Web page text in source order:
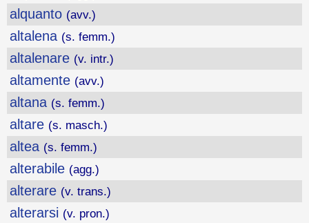
alquanto (avv.)
altalena (s. femm.)
altalenare (v. intr.)
altamente (avv.)
altana (s. femm.)
altare (s. masch.)
altea (s. femm.)
alterabile (agg.)
alterare (v. trans.)
alterarsi (v. pron.)